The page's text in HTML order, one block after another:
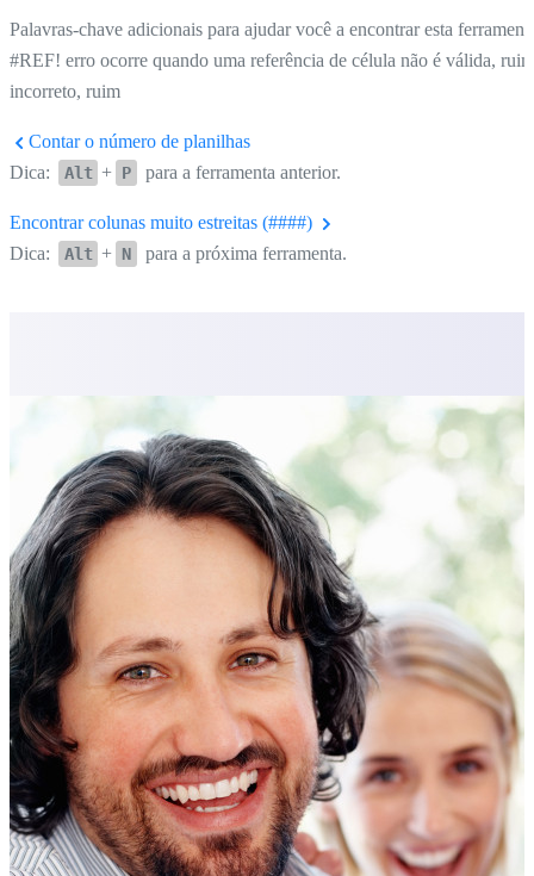
Palavras-chave adicionais para ajudar você a encontrar esta
#REF! erro ocorre quando uma referência de célula não é válida,
incorreto, ruim
Contar o número de planilhas
Dica:
Alt + P para a ferramenta anterior.
Encontrar colunas muito estreitas (####)
Dica:
Alt + N para a próxima ferramenta.